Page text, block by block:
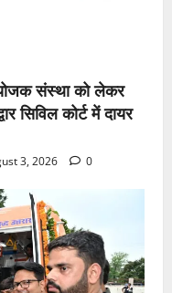
संस्था को लेकर
सिविल कोर्ट में दायर
3, 2026 0